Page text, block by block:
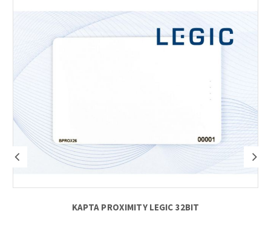
ΚΑΡΤΑ PROXIMITY LEGIC 32BIT